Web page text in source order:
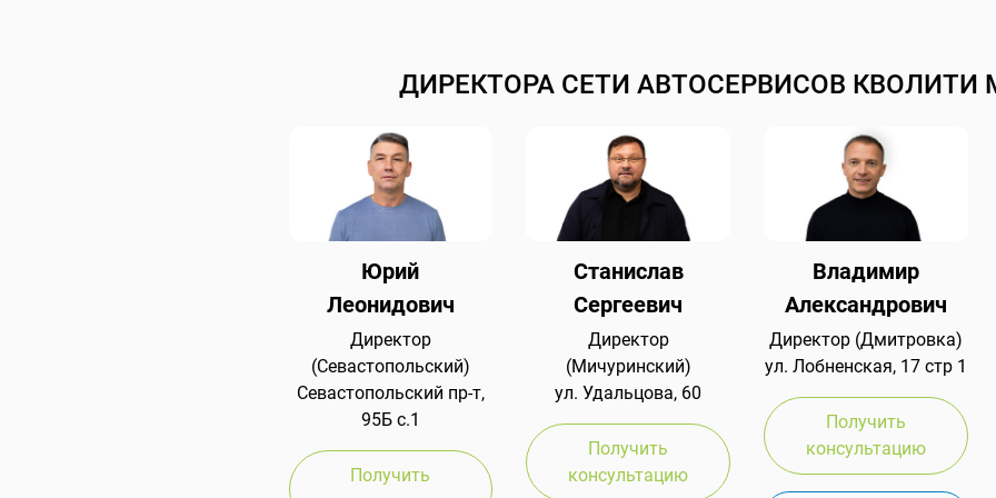
ДИРЕКТОРА СЕТИ АВТОСЕРВИСОВ КВОЛИТИ
Юрий
Леонидович
Директор
(Севастопольский)
Севастопольский пр-т,
95Б с.1
Получить
Станислав
Сергеевич
Директор
(Мичуринский)
ул. Удальцова, 60
Получить
консультацию
Владимир
Александрович
Директор (Дмитровка)
ул. Лобненская, 17 стр 1
Получить
консультацию